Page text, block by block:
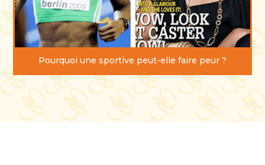
Pourquoi une sportive peut-elle faire peur ?